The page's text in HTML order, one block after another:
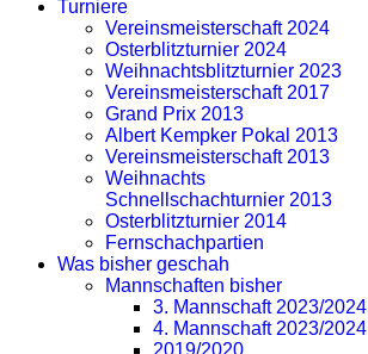
Turniere
Vereinsmeisterschaft 2024
Osterblitzturnier 2024
Weihnachtsblitzturnier 2023
Vereinsmeisterschaft 2017
Grand Prix 2013
Albert Kempker Pokal 2013
Vereinsmeisterschaft 2013
Weihnachts
Schnellschachturnier 2013
Osterblitzturnier 2014
Fernschachpartien
Was bisher geschah
Mannschaften bisher
3. Mannschaft 2023/2024
4. Mannschaft 2023/2024
2019/2020